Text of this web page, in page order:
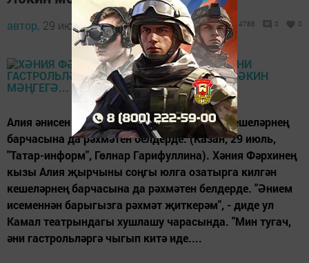
автор, 29 июль 2017 - 08:30 4788 0 0
Алия әнисен соңгы юлга озатырга килгән кешеләрнең
барчасына да рәхмәтен белдерде. (Казан, 29 июль,
"Татар-информ", Гөлнар Гарифуллина). Хәния Фәрхинең
кызы Алия җырчыны соңгы юлга озатырга килгән
кешеләрнең барчасына да рәхмәтен белдерде. "Әнием
исеменнән барыгызга рәхмәт җиткерәм", - диде ул
Камал театрындагы хушлашу чарасында. "Мин тугач,
әни гастрольләргә чыгып китә иде....